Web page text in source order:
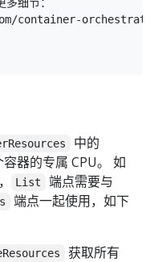
container-
中的
器的专属 CPU。 如
List 端点需要与
端点一起使用，如下
获取所有